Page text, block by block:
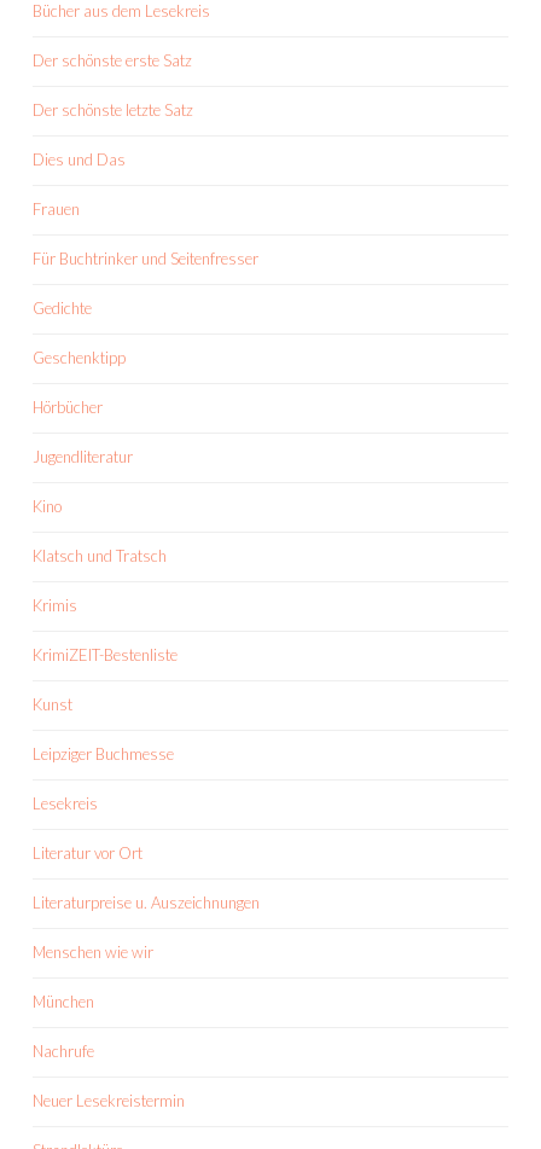
Bücher aus dem Lesekreis
Der schönste erste Satz
Der schönste letzte Satz
Dies und Das
Frauen
Für Buchtrinker und Seitenfresser
Gedichte
Geschenktipp
Hörbücher
Jugendliteratur
Kino
Klatsch und Tratsch
Krimis
KrimiZEIT-Bestenliste
Kunst
Leipziger Buchmesse
Lesekreis
Literatur vor Ort
Literaturpreise u. Auszeichnungen
Menschen wie wir
München
Nachrufe
Neuer Lesekreistermin